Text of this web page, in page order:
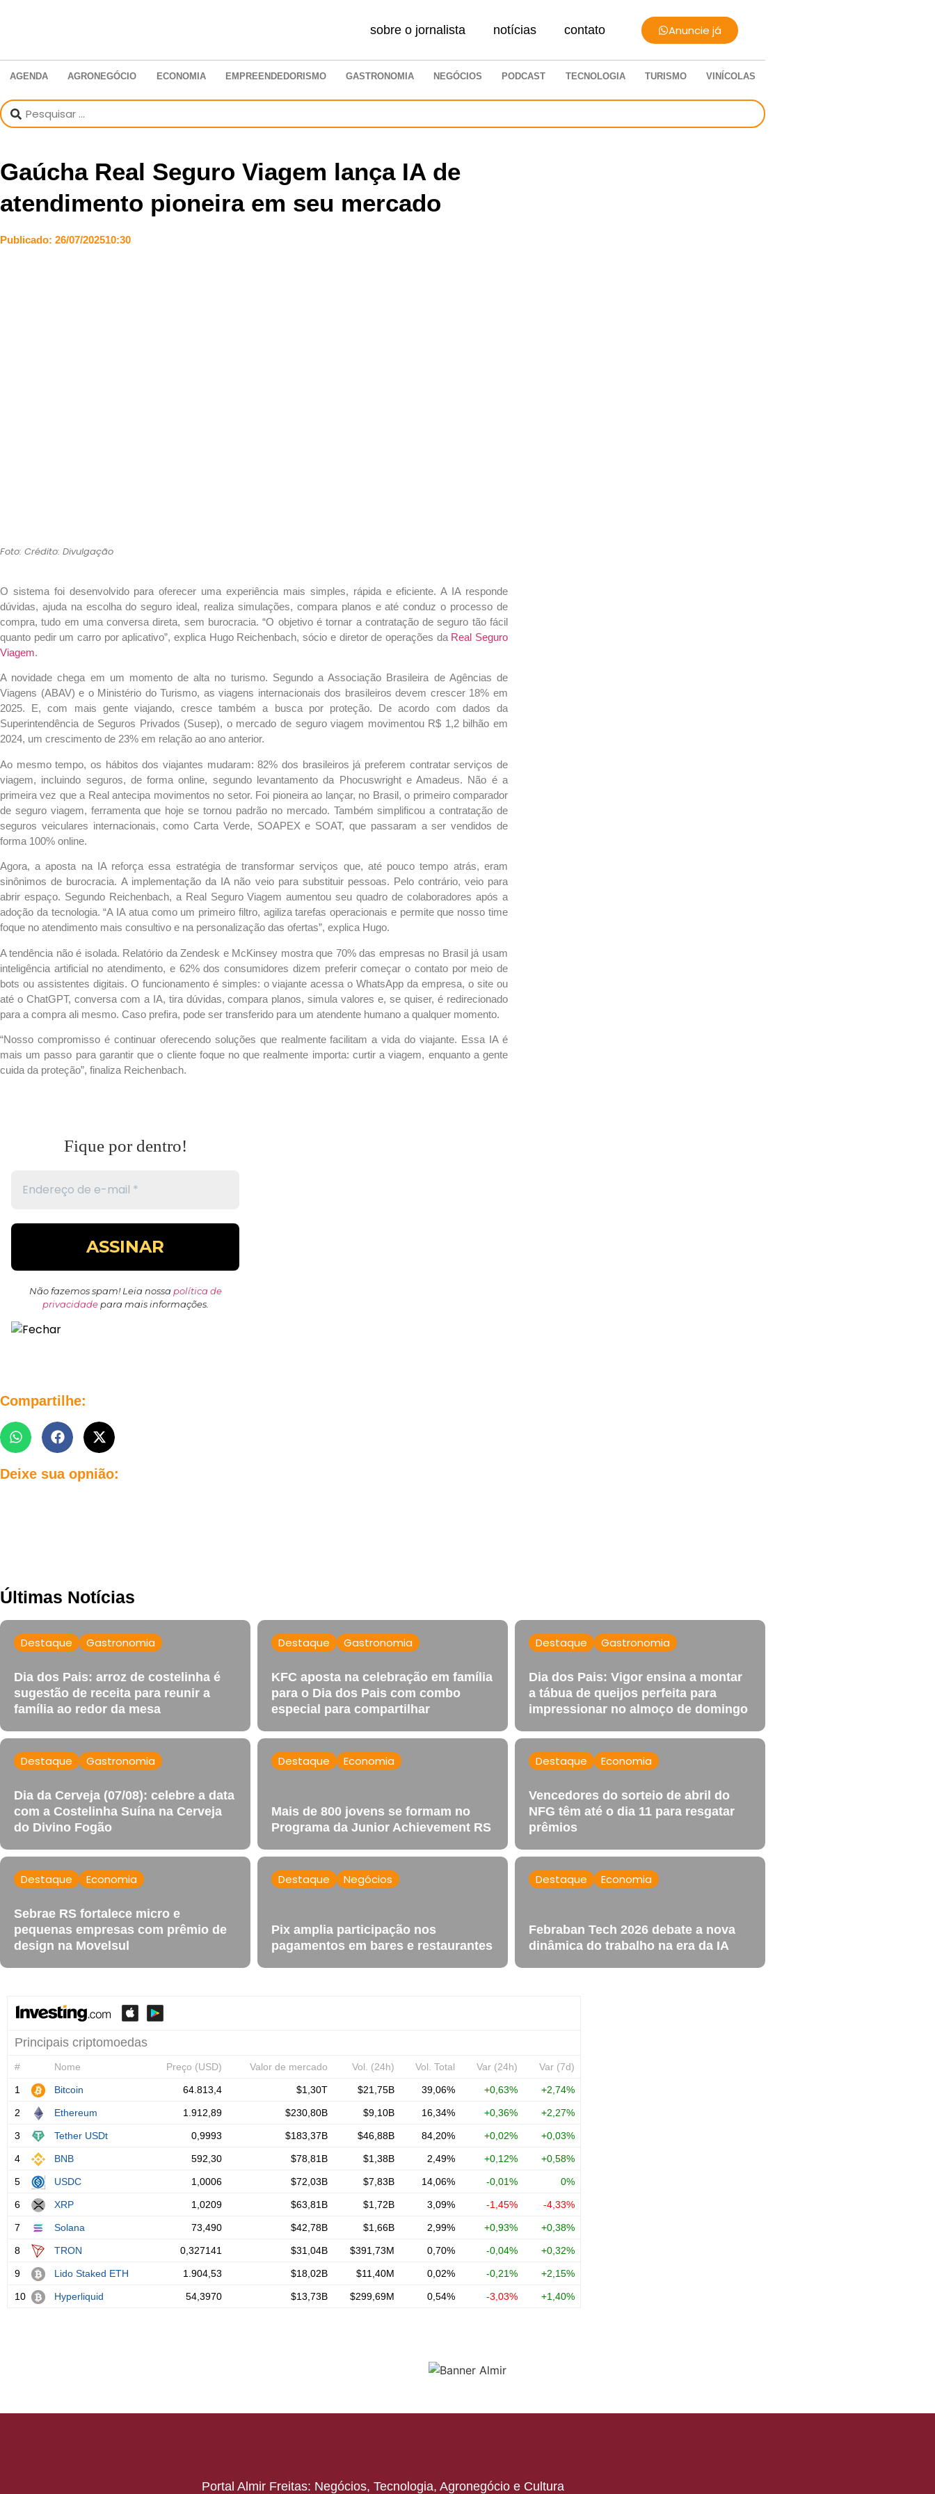
sobre o jornalista notícias contato Anuncie já
AGENDA AGRONEGÓCIO ECONOMIA EMPREENDEDORISMO GASTRONOMIA NEGÓCIOS PODCAST TECNOLOGIA TURISMO VINÍCOLAS
Gaúcha Real Seguro Viagem lança IA de
atendimento pioneira em seu mercado
Publicado: 26/07/202510:30
Foto: Crédito: Divulgação
O sistema foi desenvolvido para oferecer uma experiência mais simples, rápida e eficiente. A IA responde
dúvidas, ajuda na escolha do seguro ideal, realiza simulações, compara planos e até conduz o processo de
compra, tudo em uma conversa direta, sem burocracia.“O objetivo é tornar a contratação de seguro tão fácil
quanto pedir um carro por aplicativo”, explica Hugo Reichenbach, sócio e diretor de operações da Real Seguro
Viagem.
A novidade chega em um momento de alta no turismo. Segundo a Associação Brasileira de Agências de
Viagens (ABAV) e o Ministério do Turismo, as viagens internacionais dos brasileiros devem crescer 18% em
2025. E, com mais gente viajando, cresce também a busca por proteção. De acordo com dados da
Superintendência de Seguros Privados (Susep), o mercado de seguro viagem movimentou R$ 1,2 bilhão em
2024, um crescimento de 23% em relação ao ano anterior.
Ao mesmo tempo, os hábitos dos viajantes mudaram: 82% dos brasileiros já preferem contratar serviços de
viagem, incluindo seguros, de forma online, segundo levantamento da Phocuswright e Amadeus. Não é a
primeira vez que a Real antecipa movimentos no setor. Foi pioneira ao lançar, no Brasil, o primeiro comparador
de seguro viagem, ferramenta que hoje se tornou padrão no mercado. Também simplificou a contratação de
seguros veiculares internacionais, como Carta Verde, SOAPEX e SOAT, que passaram a ser vendidos de
forma 100% online.
Agora, a aposta na IA reforça essa estratégia de transformar serviços que, até pouco tempo atrás, eram
sinônimos de burocracia.A implementação da IA não veio para substituir pessoas. Pelo contrário, veio para
abrir espaço. Segundo Reichenbach, a Real Seguro Viagem aumentou seu quadro de colaboradores após a
adoção da tecnologia. “A IA atua como um primeiro filtro, agiliza tarefas operacionais e permite que nosso time
foque no atendimento mais consultivo e na personalização das ofertas”, explica Hugo.
A tendência não é isolada. Relatório da Zendesk e McKinsey mostra que 70% das empresas no Brasil já usam
inteligência artificial no atendimento, e 62% dos consumidores dizem preferir começar o contato por meio de
bots ou assistentes digitais. O funcionamento é simples: o viajante acessa o WhatsApp da empresa, o site ou
até o ChatGPT, conversa com a IA, tira dúvidas, compara planos, simula valores e, se quiser, é redirecionado
para a compra ali mesmo. Caso prefira, pode ser transferido para um atendente humano a qualquer momento.
“Nosso compromisso é continuar oferecendo soluções que realmente facilitam a vida do viajante. Essa IA é
mais um passo para garantir que o cliente foque no que realmente importa: curtir a viagem, enquanto a gente
cuida da proteção”, finaliza Reichenbach.
Fique por dentro!
Não fazemos spam! Leia nossapolítica de
privacidadepara mais informações.
Compartilhe:
Deixe sua opnião:
Últimas Notícias
Destaque Gastronomia
Dia dos Pais: arroz de costelinha é
sugestão de receita para reunir a
família ao redor da mesa
Destaque Gastronomia
KFC aposta na celebração em família
para o Dia dos Pais com combo
especial para compartilhar
Destaque Gastronomia
Dia dos Pais: Vigor ensina a montar
a tábua de queijos perfeita para
impressionar no almoço de domingo
Destaque Gastronomia
Dia da Cerveja (07/08): celebre a data
com a Costelinha Suína na Cerveja
do Divino Fogão
Destaque Economia
Mais de 800 jovens se formam no
Programa da Junior Achievement RS
Destaque Economia
Vencedores do sorteio de abril do
NFG têm até o dia 11 para resgatar
prêmios
Destaque Economia
Sebrae RS fortalece micro e
pequenas empresas com prêmio de
design na Movelsul
Destaque Negócios
Pix amplia participação nos
pagamentos em bares e restaurantes
Destaque Economia
Febraban Tech 2026 debate a nova
dinâmica do trabalho na era da IA
Portal Almir Freitas: Negócios, Tecnologia, Agronegócio e Cultura